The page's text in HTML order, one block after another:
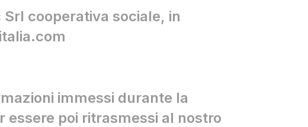
cooperativa sociale, in
immessi durante la
poi ritrasmessi al nostro